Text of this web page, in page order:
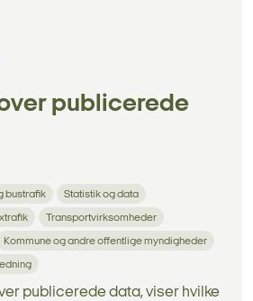
publicerede
bustrafik Statistik og data
Transportvirksomheder
Kommune og andre offentlige myndigheder
publicerede data, viser hvilke